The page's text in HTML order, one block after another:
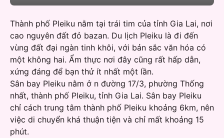
Thành phố Pleiku nằm tại trái tim của tỉnh Gia Lai, nơi
cao nguyên đất đỏ bazan. Du lịch Pleiku là đi đến
vùng đất đại ngàn tinh khôi, với bản sắc văn hóa có
một không hai. Ẩm thực nơi đây cũng rất hấp dẫn,
xứng đáng để bạn thử ít nhất một lần.
Sân bay Pleiku nằm ở n đường 17/3, phường Thống
nhất, thành phố Pleiku, tỉnh Gia Lai. Sân bay Pleiku
chỉ cách trung tâm thành phố Pleiku khoảng 6km, nên
việc di chuyển khá thuận tiện và chỉ mất khoảng 15
phút.